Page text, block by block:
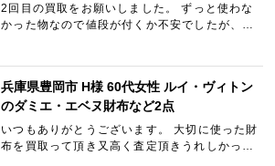
2回目の買取をお願いしました。 ずっと使わな
かった物なので値段が付くか不安でしたが、ち
兵庫県豊岡市 H様 60代女性 ルイ・ヴィトン
のダミエ・エベヌ財布など2点
いつもありがとうございます。 大切に使った財
布を買取って頂き又高く査定頂きうれしかった